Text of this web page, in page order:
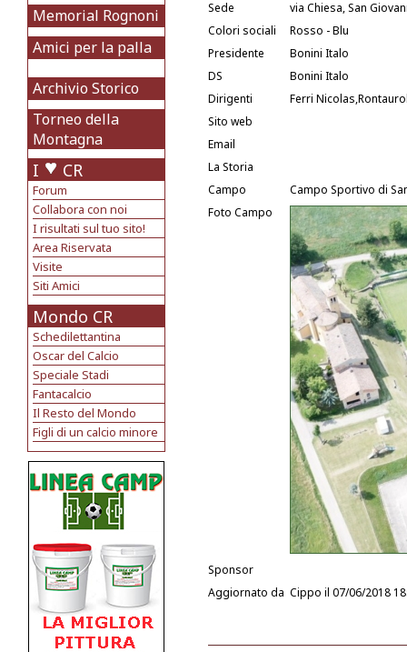
Memorial Rognoni
Amici per la palla
Archivio Storico
Torneo della
Montagna
I CR
Forum
Collabora con noi
I risultati sul tuo sito!
Area Riservata
Visite
Siti Amici
Mondo CR
Schedilettantina
Oscar del Calcio
Speciale Stadi
Fantacalcio
Il Resto del Mondo
Figli di un calcio minore
Sede
via Chiesa, San
Colori sociali
Rosso - Blu
Presidente
Bonini Italo
DS
Bonini Italo
Dirigenti
Ferri
Sito web
Email
La Storia
Campo
Campo Sportivo di
Foto Campo
Sponsor
Aggiornato da Cippo il 07/06/2018